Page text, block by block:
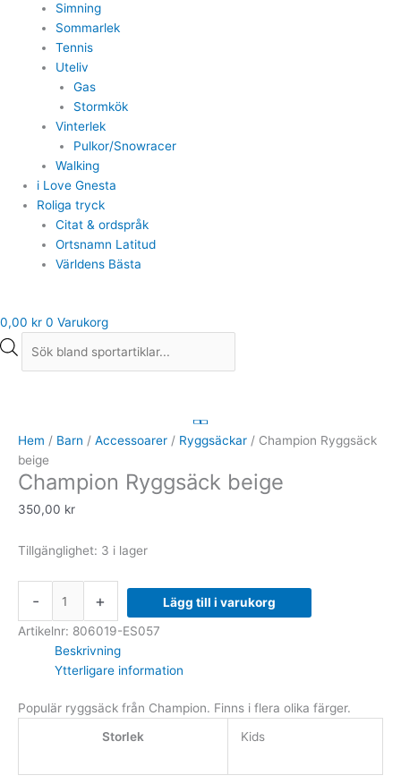
Simning
Sommarlek
Tennis
Uteliv
Gas
Stormkök
Vinterlek
Pulkor/Snowracer
Walking
i Love Gnesta
Roliga tryck
Citat & ordspråk
Ortsnamn Latitud
Världens Bästa
0,00 kr 0 Varukorg
Hem / Barn / Accessoarer / Ryggsäckar / Champion Ryggsäck
beige
Champion Ryggsäck beige
350,00 kr
Tillgänglighet: 3 i lager
-
beige
mängd
+ Lägg till i varukorg
Artikelnr: 806019-ES057
Beskrivning
Ytterligare information
Populär ryggsäck från Champion. Finns i flera olika färger.
Storlek
Kids